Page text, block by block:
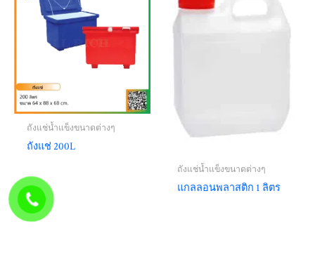
ถังแช่น้ำแข็งขนาดต่างๆ
ถังแช่ 200L
ถังแช่น้ำแข็งขนาดต่างๆ
แกลลอนพลาสติก 1 ลิตร